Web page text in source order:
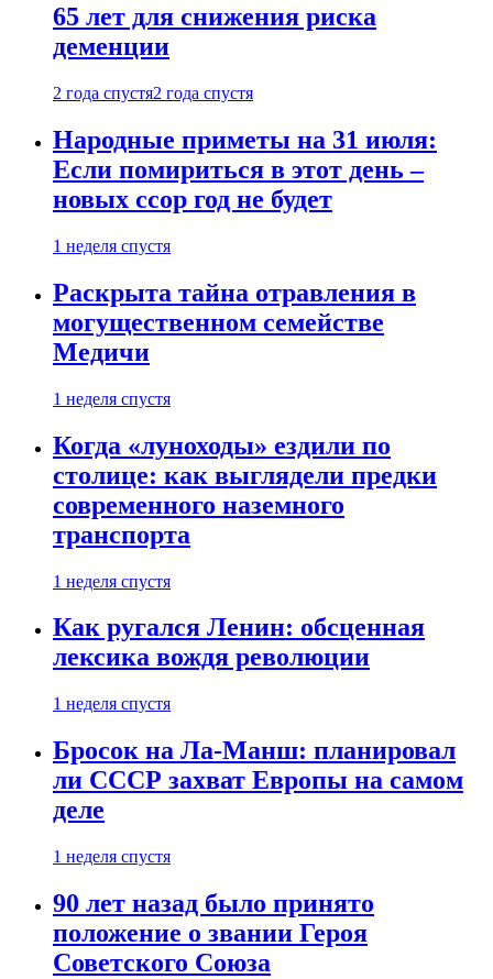
65 лет для снижения риска
деменции
2 года спустя2 года спустя
Народные приметы на 31 июля:
Если помириться в этот день –
новых ссор год не будет
1 неделя спустя
Раскрыта тайна отравления в
могущественном семействе
Медичи
1 неделя спустя
Когда «луноходы» ездили по
столице: как выглядели предки
современного наземного
транспорта
1 неделя спустя
Как ругался Ленин: обсценная
лексика вождя революции
1 неделя спустя
Бросок на Ла-Манш: планировал
ли СССР захват Европы на самом
деле
1 неделя спустя
90 лет назад было принято
положение о звании Героя
Советского Союза